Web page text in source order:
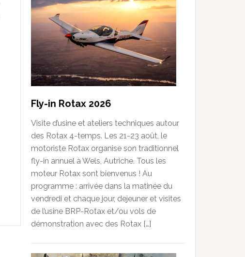
Fly-in Rotax 2026
Visite d’usine et ateliers techniques autour
des Rotax 4-temps. Les 21-23 août, le
motoriste Rotax organise son traditionnel
fly-in annuel à Wels, Autriche. Tous les
moteur Rotax sont bienvenus ! Au
programme : arrivée dans la matinée du
vendredi et chaque jour, dejeuner et visites
de l’usine BRP-Rotax et/ou vols de
démonstration avec des Rotax […]